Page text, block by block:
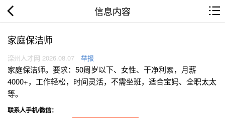
信息内容
家庭保洁师
滦州人才网 2026.08.07 举报
家庭保洁师。要求：50周岁以下、女性、干净利索，月薪
4000+，工作轻松，时间灵活，不需坐班，适合宝妈、全职太太
等。
联系人手机/微信：